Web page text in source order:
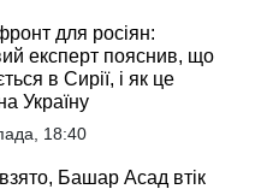
для росіян:
експерт пояснив, що
в Сирії, і як це
Україну
18:40
Башар Асад втік